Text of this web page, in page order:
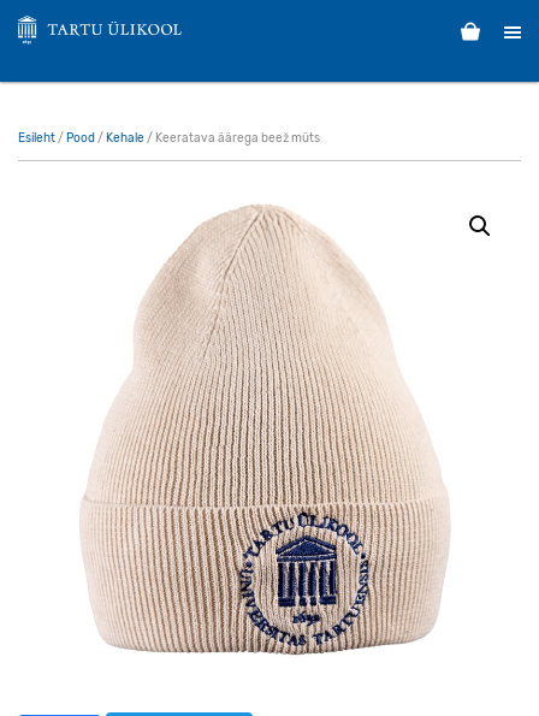
Esileht/ Pood / Kehale / Keeratava äärega beež müts